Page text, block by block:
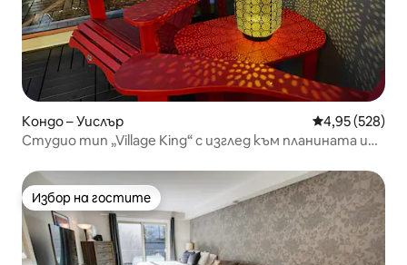
Кондо – Уислър Средна
4,95 (528)
Студио тип „Village King“ с изглед към планината и
Избор на гостите
Избор на гостите